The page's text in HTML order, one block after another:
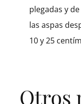
plegadas y
las aspas
10 y 25
Otros